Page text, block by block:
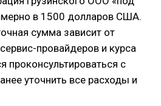
в 1500 долларов США.
сумма зависит от
провайдеров и курса
проконсультироваться с
уточнить все расходы и